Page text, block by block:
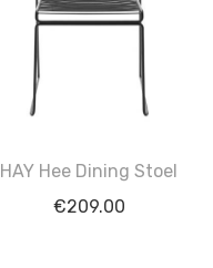
HAY Hee Dining Stoel
€209.00